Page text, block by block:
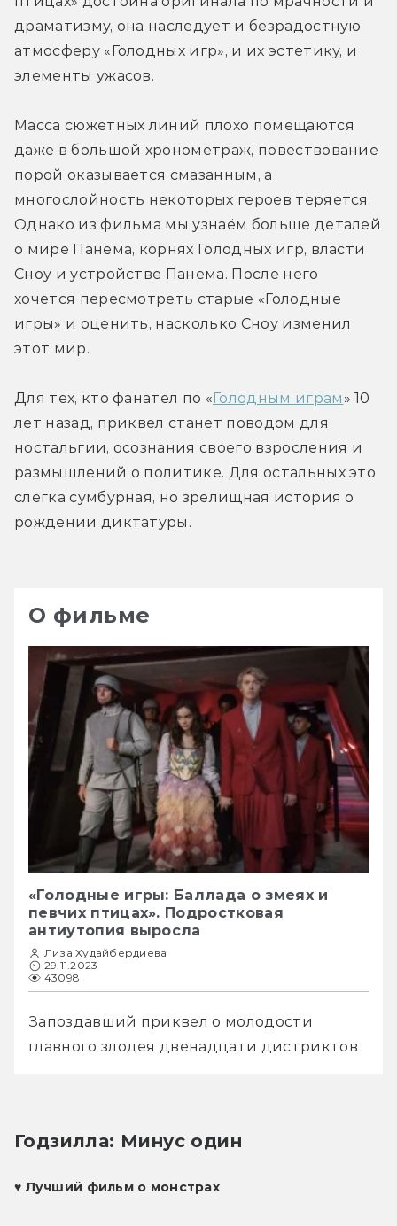
драматизму, она наследует и безрадостную
атмосферу «Голодных игр», и их эстетику, и
элементы ужасов.
Масса сюжетных линий плохо помещаются
даже в большой хронометраж, повествование
порой оказывается смазанным, а
многослойность некоторых героев теряется.
Однако из фильма мы узнаём больше деталей
о мире Панема, корнях Голодных игр, власти
Сноу и устройстве Панема. После него
хочется пересмотреть старые «Голодные
игры» и оценить, насколько Сноу изменил
этот мир.
Для тех, кто фанател по «Голодным играм » 10
лет назад, приквел станет поводом для
ностальгии, осознания своего взросления и
размышлений о политике. Для остальных это
слегка сумбурная, но зрелищная история о
рождении диктатуры.
О фильме
«Голодные игры: Баллада о змеях и
певчих птицах». Подростковая
антиутопия выросла
Лиза Худайбердиева
29.11.2023
43098
Запоздавший приквел о молодости
главного злодея двенадцати дистриктов
Годзилла: Минус один
♥ Лучший фильм о монстрах